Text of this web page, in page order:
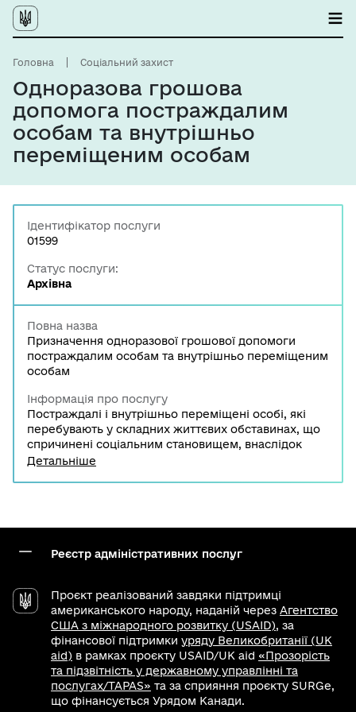
Головна Соціальний захист
Одноразова грошова
допомога постраждалим
особам та внутрішньо
переміщеним особам
Ідентифікатор послуги
01599
Статус послуги:
Архівна
Повна назва
Призначення одноразової грошової допомоги
постраждалим особам та внутрішньо переміщеним
особам
Інформація про послугу
Постраждалі і внутрішньо переміщені особі, які
перебувають у складних життєвих обставинах, що
спричинені соціальним становищем, внаслідок
яких особа частково або повністю не має здатності
органу соціального захисту населення за місцем
Детальніше
Реєстр адміністративних послуг
Проєкт реалізований завдяки підтримці
американського народу, наданій через Агентство
США з міжнародного розвитку (USAID), за
фінансової підтримки уряду Великобританії (UK
aid) в рамках проєкту USAID/UK aid «Прозорість
та підзвітність у державному управлінні та
послугах/TAPAS» та за сприяння проєкту SURGe,
що фінансується Урядом Канади.